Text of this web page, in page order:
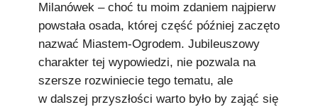
Milanówek – choć tu moim zdaniem najpierw
powstała osada, której część później zaczęto
nazwać Miastem-Ogrodem. Jubileuszowy
charakter tej wypowiedzi, nie pozwala na
szersze rozwiniecie tego tematu, ale
w dalszej przyszłości warto było by zająć się